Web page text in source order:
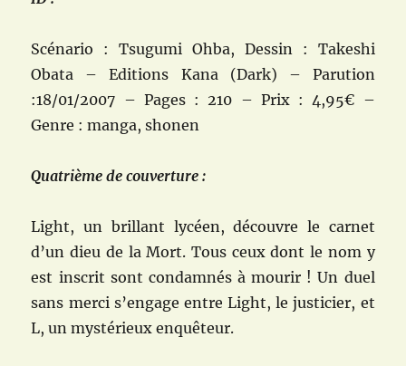
Scénario : Tsugumi Ohba, Dessin : Takeshi
Obata – Editions Kana (Dark) – Parution
:18/01/2007 – Pages : 210 – Prix : 4,95€ –
Genre : manga, shonen
Quatrième de couverture :
Light, un brillant lycéen, découvre le carnet
d’un dieu de la Mort. Tous ceux dont le nom y
est inscrit sont condamnés à mourir ! Un duel
sans merci s’engage entre Light, le justicier, et
L, un mystérieux enquêteur.